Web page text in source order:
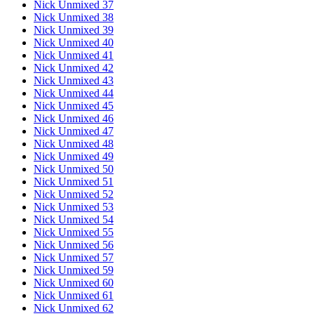
Nick Unmixed 37
Nick Unmixed 38
Nick Unmixed 39
Nick Unmixed 40
Nick Unmixed 41
Nick Unmixed 42
Nick Unmixed 43
Nick Unmixed 44
Nick Unmixed 45
Nick Unmixed 46
Nick Unmixed 47
Nick Unmixed 48
Nick Unmixed 49
Nick Unmixed 50
Nick Unmixed 51
Nick Unmixed 52
Nick Unmixed 53
Nick Unmixed 54
Nick Unmixed 55
Nick Unmixed 56
Nick Unmixed 57
Nick Unmixed 59
Nick Unmixed 60
Nick Unmixed 61
Nick Unmixed 62